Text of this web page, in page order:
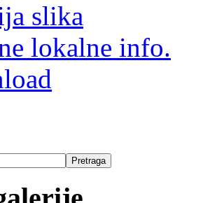
slika
lokalne info.